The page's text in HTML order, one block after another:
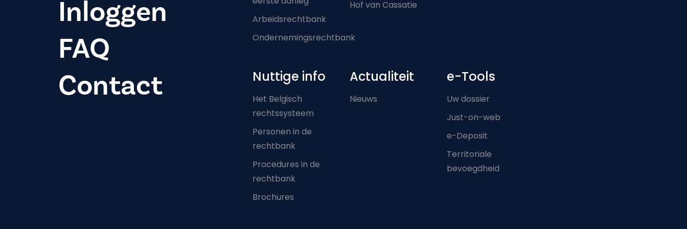
Inloggen
FAQ
Contact
Arbeidsrechtbank
Ondernemingsrechtbank
Hof van Cassatie
Nuttige info
Het Belgisch
rechtssysteem
Personen in de
rechtbank
Procedures in de
rechtbank
Brochures
Actualiteit
Nieuws
e-Tools
Uw dossier
Just-on-web
e-Deposit
Territoriale
bevoegdheid